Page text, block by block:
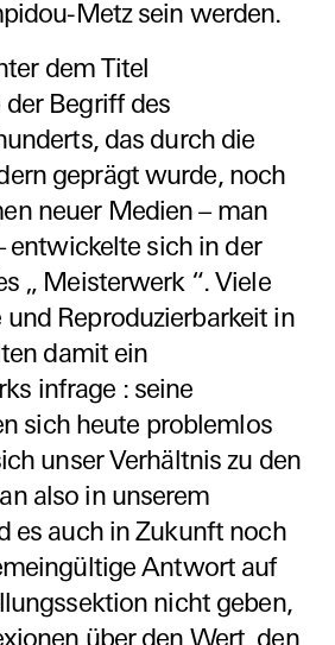
Metz sein werden.
dem Titel
Begriff des
das durch die
geprägt wurde, noch
neuer Medien – man
entwickelte sich in der
„ Meisterwerk “. Viele
und Reproduzierbarkeit in
damit ein
infrage : seine
sich heute problemlos
unser Verhältnis zu den
also in unserem
es auch in Zukunft noch
Antwort auf
nicht geben,